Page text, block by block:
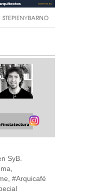
SyB.
#Arquicafé